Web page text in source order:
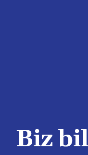
Biz